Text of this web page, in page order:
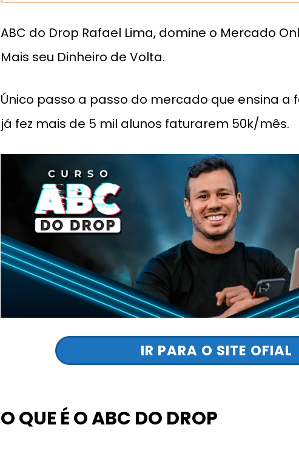
ABC do Drop Rafael Lima, domine o Mercado
Mais seu Dinheiro de Volta.
Único passo a passo do mercado que ensina a
já fez mais de 5 mil alunos faturarem 50k/mês.
IR PARA O SITE OFIAL
O QUE É O ABC DO DROP